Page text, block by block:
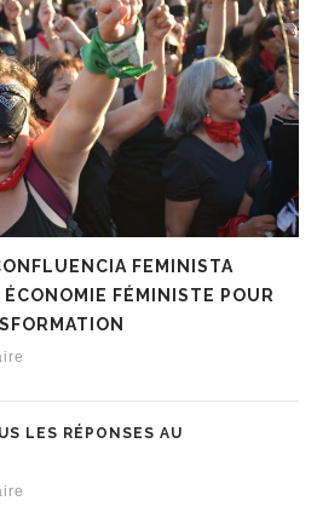
FEMINISTA
FÉMINISTE POUR
LES RÉPONSES AU